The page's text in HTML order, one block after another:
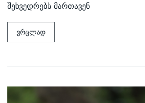
შეხვედრებს მართავენ
ვრცლად